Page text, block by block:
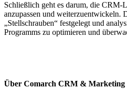
Schließlich geht es darum, die CRM-
anzupassen und weiterzuentwickeln.
„Stellschrauben“ festgelegt und
Programms zu optimieren und
Über Comarch CRM & Marketing